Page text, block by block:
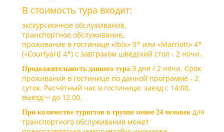
В стоимость тура входит:
экскурсионное обслуживание,
транспортное обслуживание,
проживание в гостинице «Ibis» 3* или «Marriott» 4*
(«Courtyard 4*) с завтраком шведский стол - 2 ночи.
Продолжительность данного тура 3 дня / 2 ночи. Срок
проживания в гостинице по данной программе - 2
суток. Расчётный час в гостинице: заезд с 14:00,
выезд ─ до 12.00.
При количестве туристов в группе менее 24 человек для
транспортного обслуживания может